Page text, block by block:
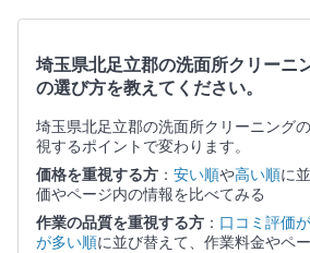
埼玉県北足立郡の洗面所クリーニ
の選び方を教えてください。
埼玉県北足立郡の洗面所クリーニング
視するポイントで変わります。
価格を重視する方 ： 安い順や高い順に
価やページ内の情報を比べてみる
作業の品質を重視する方 ： 口コミ評価
が多い順に並び替えて、作業料金やペ